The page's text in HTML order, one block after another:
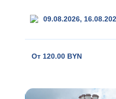
09.08.2026,
От 120.00 BYN